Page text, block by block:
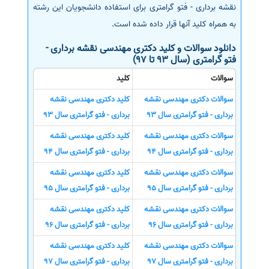
نقشه برداری - فتو گرامتری برای استفاده دانشجویان این رشته
به همراه کلید آنها قرار داده شده است.
دانلود سوالات و کلید دکتری مهندسی نقشه برداری -
فتو گرامتری (سال 93 تا 97)
سوالات
کلید
سوالات دکتری مهندسی نقشه
برداری - فتو گرامتری سال 93
کلید دکتری مهندسی نقشه
برداری - فتو گرامتری سال 93
سوالات دکتری مهندسی نقشه
برداری - فتو گرامتری سال 94
کلید دکتری مهندسی نقشه
برداری - فتو گرامتری سال 94
سوالات دکتری مهندسی نقشه
برداری - فتو گرامتری سال 95
کلید دکتری مهندسی نقشه
برداری - فتو گرامتری سال 95
سوالات دکتری مهندسی نقشه
برداری - فتو گرامتری سال 96
کلید دکتری مهندسی نقشه
برداری - فتو گرامتری سال 96
سوالات دکتری مهندسی نقشه
برداری - فتو گرامتری سال 97
کلید دکتری مهندسی نقشه
برداری - فتو گرامتری سال 97